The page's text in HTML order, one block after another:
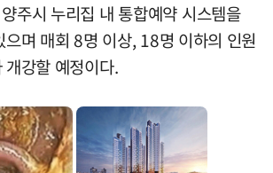
주시 누리집 내 통합예약 시스템을
으며 매회 8명 이상, 18명 이하의 인원
강할 예정이다.